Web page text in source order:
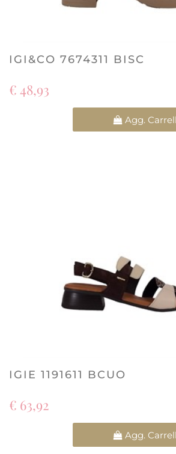
IGI&CO 7674311 BISC
€ 48,93
Agg.
IGIE 1191611 BCUO
€ 63,92
Agg.